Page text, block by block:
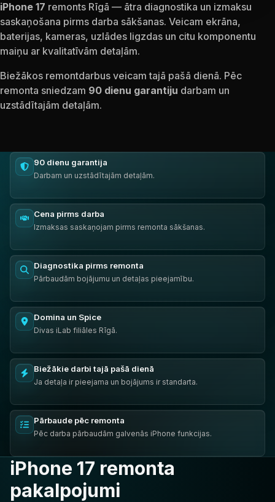
iPhone 17 remonts Rīgā — ātra diagnostika un izmaksu
saskaņošana pirms darba sākšanas. Veicam ekrāna,
baterijas, kameras, uzlādes ligzdas un citu komponentu
maiņu ar kvalitatīvām detaļām.
Biežākos remontdarbus veicam tajā pašā dienā. Pēc
remonta sniedzam 90 dienu garantiju darbam un
uzstādītajām detaļām.
90 dienu garantija
Darbam un uzstādītajām detaļām.
Cena pirms darba
Izmaksas saskaņojam pirms remonta sākšanas.
Diagnostika pirms remonta
Pārbaudām bojājumu un detaļas pieejamību.
Domina un Spice
Divas iLab filiāles Rīgā.
Biežākie darbi tajā pašā dienā
Ja detaļa ir pieejama un bojājums ir standarta.
Pārbaude pēc remonta
Pēc darba pārbaudām galvenās iPhone funkcijas.
iPhone 17 remonta
pakalpojumi